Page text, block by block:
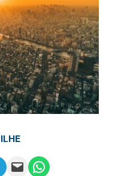
on Telegram
Email this PageShare on WhatsApp